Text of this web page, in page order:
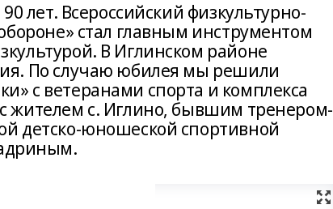
лет. Всероссийский физкультурно-
стал главным инструментом
В Иглинском районе
По случаю юбилея мы решили
с ветеранами спорта и комплекса
жителем с. Иглино, бывшим тренером-
детско-юношеской спортивной